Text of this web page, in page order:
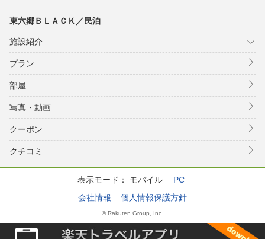
東六郷ＢＬＡＣＫ／民泊
施設紹介
プラン
部屋
写真・動画
クーポン
クチコミ
表示モード： モバイル
PC
会社情報
個人情報保護方針
© Rakuten Group, Inc.